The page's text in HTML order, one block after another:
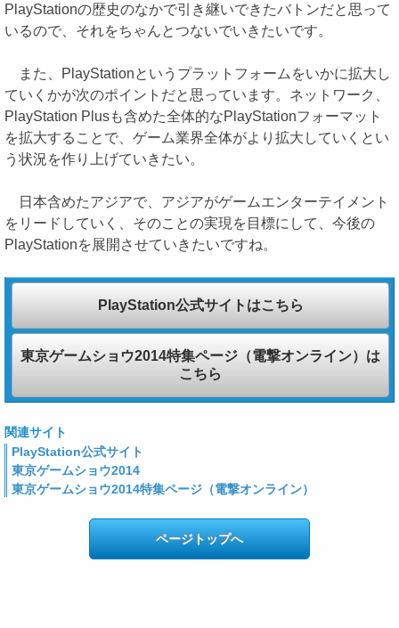
PlayStationの歴史のなかで引き継いできたバトンだと思って
いるので、それをちゃんとつないでいきたいです。
また、PlayStationというプラットフォームをいかに拡大し
ていくかが次のポイントだと思っています。ネットワーク、
PlayStation Plusも含めた全体的なPlayStationフォーマット
を拡大することで、ゲーム業界全体がより拡大していくとい
う状況を作り上げていきたい。
日本含めたアジアで、アジアがゲームエンターテイメント
をリードしていく、そのことの実現を目標にして、今後の
PlayStationを展開させていきたいですね。
PlayStation公式サイトはこちら
東京ゲームショウ2014特集ページ（電撃オンライン）は
こちら
関連サイト
PlayStation公式サイト
東京ゲームショウ2014
東京ゲームショウ2014特集ページ（電撃オンライン）
ページトップへ